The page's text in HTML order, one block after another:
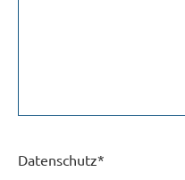
Datenschutz*